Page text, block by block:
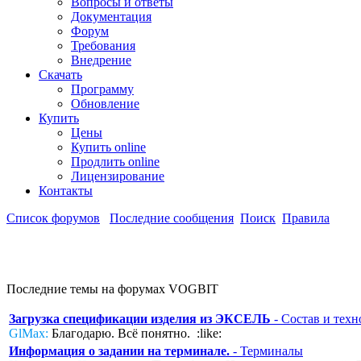
Документация
Форум
Требования
Внедрение
Скачать
Программу
Обновление
Купить
Цены
Купить online
Продлить online
Лицензирование
Контакты
Список форумов Последние сообщения Поиск Правила
Последние темы на форумах VOGBIT
Загрузка спецификации изделия из ЭКСЕЛЬ - Состав и
GlMax: Благодарю. Всё понятно. :like:
Информация о задании на терминале. - Терминалы